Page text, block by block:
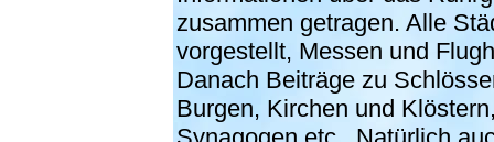
zusammen getragen. Alle
vorgestellt, Messen und
Danach Beiträge zu
Burgen, Kirchen und